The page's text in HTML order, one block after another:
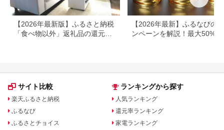
【2026年最新版】ふるさと納税
「食べ物以外」返礼品の還元率
【2026年最新】ふるなびの
ンペーンを解説！最大50%還
サイト比較
楽天ふるさと納税
ふるなび
ふるさとチョイス
ランキングから探す
人気ランキング
還元率ランキング
家電ランキング